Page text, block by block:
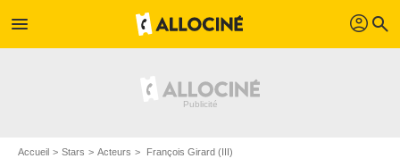
menu profil search
Accueil Stars Acteurs François Girard (III)